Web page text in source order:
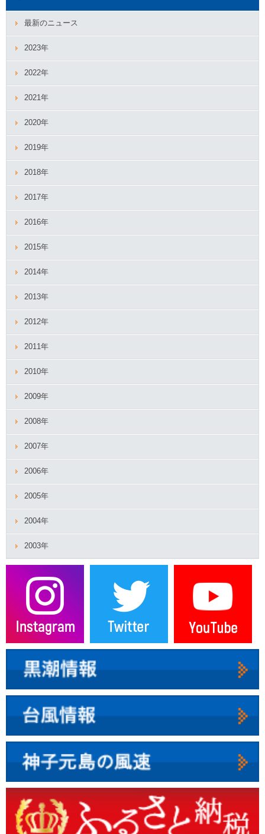
最新のニュース
2023年
2022年
2021年
2020年
2019年
2018年
2017年
2016年
2015年
2014年
2013年
2012年
2011年
2010年
2009年
2008年
2007年
2006年
2005年
2004年
2003年